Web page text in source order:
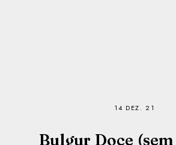
14 DEZ. 21
Bulgur Doce